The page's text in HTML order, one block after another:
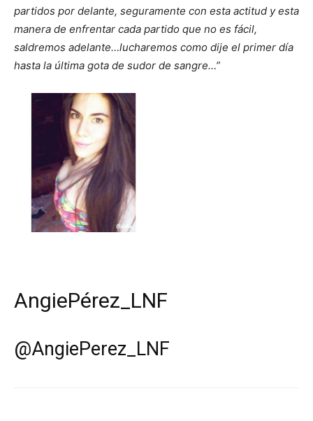
partidos por delante, seguramente con esta actitud y esta
manera de enfrentar cada partido que no es fácil,
saldremos adelante…lucharemos como dije el primer día
hasta la última gota de sudor de sangre…”
AngiePérez_LNF
@AngiePerez_LNF